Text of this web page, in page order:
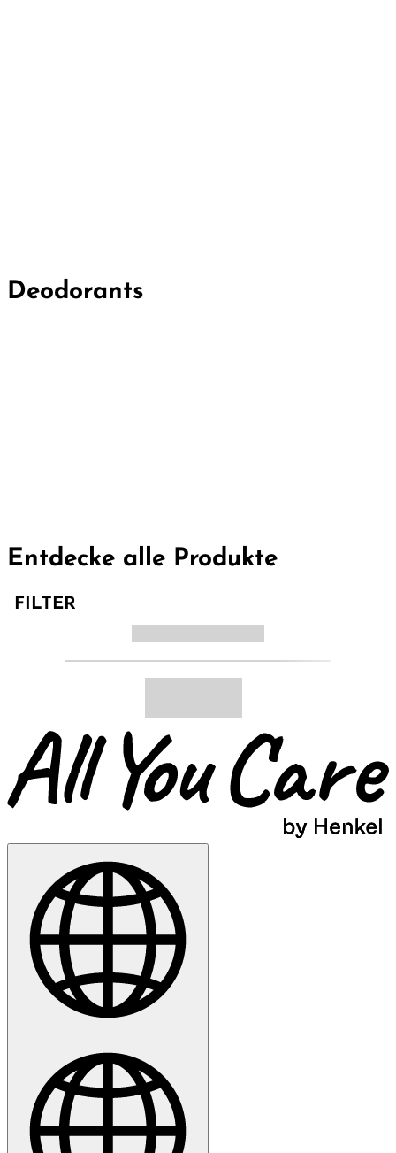
Deodorants
Entdecke alle Produkte
FILTER